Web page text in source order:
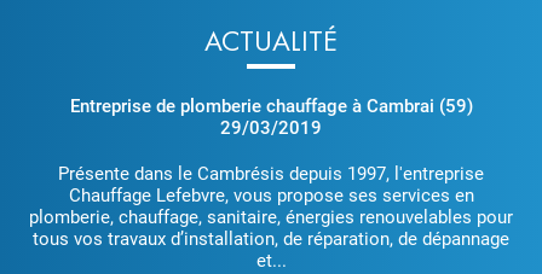
ACTUALITÉ
Entreprise de plomberie chauffage à Cambrai (59)
29/03/2019
Présente dans le Cambrésis depuis 1997, l'entreprise
Chauffage Lefebvre, vous propose ses services en
plomberie, chauffage, sanitaire, énergies renouvelables pour
tous vos travaux d’installation, de réparation, de dépannage
et...